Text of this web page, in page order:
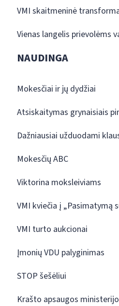
VMI skaitmeninė
Vienas langelis prievolėms
NAUDINGA
Mokesčiai ir jų dydžiai
Atsiskaitymas grynaisiais
Dažniausiai užduodami
Mokesčių ABC
Viktorina moksleiviams
VMI kviečia į „Pasimatymą
VMI turto aukcionai
Įmonių VDU palyginimas
STOP šešėliui
Krašto apsaugos